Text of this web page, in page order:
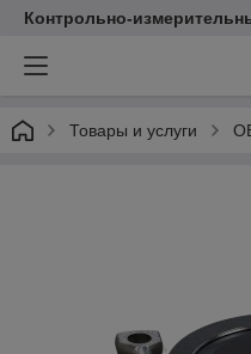
Контрольно-
Товары и услуги